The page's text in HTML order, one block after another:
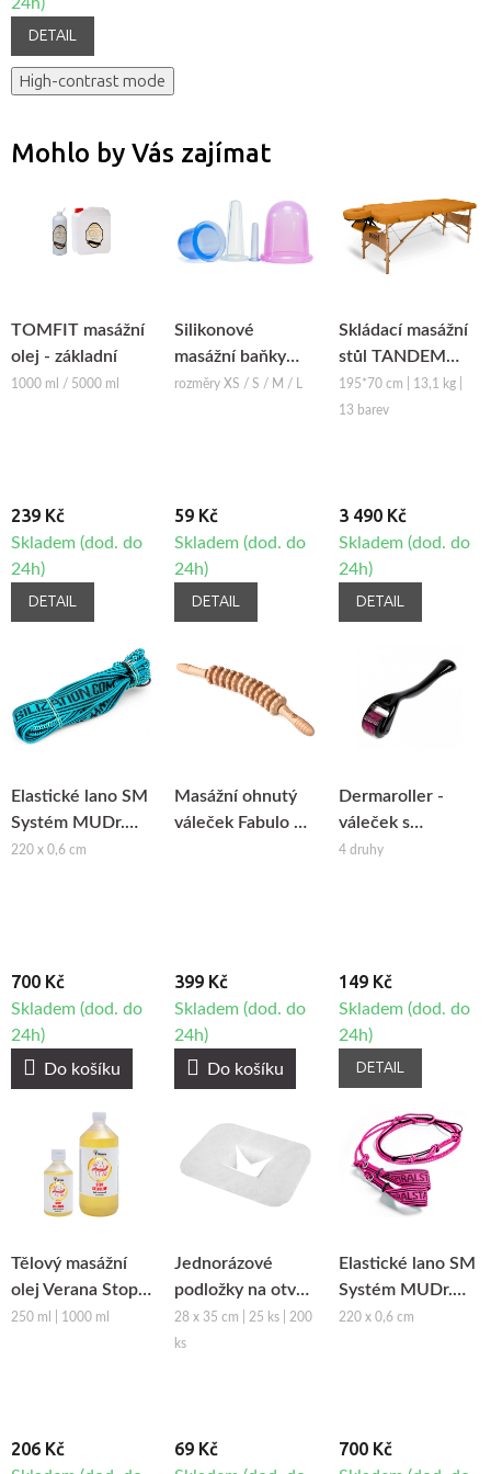
24h)
DETAIL
High-contrast mode
Mohlo by Vás zajímat
TOMFIT masážní
olej - základní
1000 ml / 5000 ml
239 Kč
Skladem (dod. do
24h)
DETAIL
Silikonové
masážní baňky
Fabulo Bell
rozměry XS / S / M / L
59 Kč
Skladem (dod. do
24h)
DETAIL
Skládací masážní
stůl TANDEM
Basic-2
195*70 cm | 13,1 kg |
13 barev
3 490 Kč
Skladem (dod. do
24h)
DETAIL
Elastické lano SM
Systém MUDr.
Smíšek
220 x 0,6 cm
700 Kč
Skladem (dod. do
24h)
Do košíku
Masážní ohnutý
váleček Fabulo na
399 Kč
Skladem (dod. do
24h)
Do košíku
Dermaroller -
váleček s
mikrojehlami
4 druhy
149 Kč
Skladem (dod. do
24h)
DETAIL
Tělový masážní
olej Verana Stop
Celulitidě
250 ml | 1000 ml
206 Kč
Jednorázové
podložky na otvor
obličeje z netkané
textilie Fabulo
28 x 35 cm | 25 ks | 200
ks
69 Kč
Elastické lano SM
Systém MUDr.
Smíšek - růžová
220 x 0,6 cm
700 Kč